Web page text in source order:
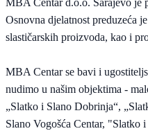
MBA Centar d.o.o. Sarajevo je
Osnovna djelatnost preduzeća
slastičarskih proizvoda, kao i
MBA Centar se bavi i
nudimo u našim objektima -
„Slatko i Slano Dobrinja“,
Slano Vogošća Centar, "Slatko